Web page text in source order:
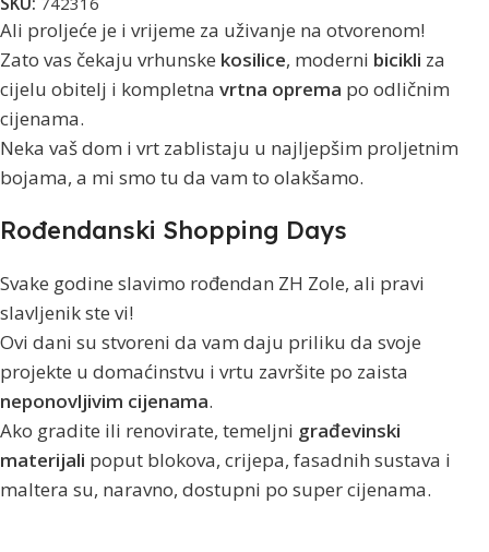
Ali proljeće je i vrijeme za uživanje na otvorenom!
Zato vas čekaju vrhunske kosilice, moderni bicikli za
cijelu obitelj i kompletna vrtna oprema po odličnim
cijenama.
Neka vaš dom i vrt zablistaju u najljepšim proljetnim
bojama, a mi smo tu da vam to olakšamo.
Rođendanski Shopping Days
Svake godine slavimo rođendan ZH Zole, ali pravi
slavljenik ste vi!
Ovi dani su stvoreni da vam daju priliku da svoje
projekte u domaćinstvu i vrtu završite po zaista
neponovljivim cijenama.
Ako gradite ili renovirate, temeljni građevinski
materijali poput blokova, crijepa, fasadnih sustava i
maltera su, naravno, dostupni po super cijenama.